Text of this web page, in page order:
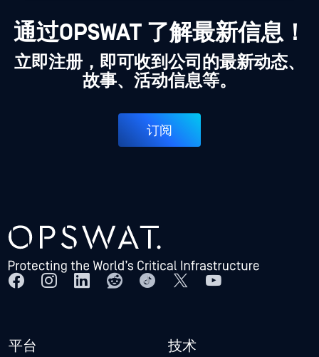
通过OPSWAT 了解最新信息！
立即注册，即可收到公司的最新动态、
故事、活动信息等。
订阅
平台 技术